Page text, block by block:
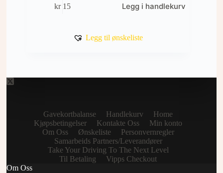
kr15 Legg i handlekurv
Legg til ønskeliste
Gavekortbalanse Handlekurv
Home
Kjøpsbetingelser
Kontakte Oss
Min konto
Om Oss
Ønskeliste
Personvernregler
Samarbeids Partners/Leverandører
Take Your Driving To The Next Level
Til Betaling
Vipps Checkout
Om Oss